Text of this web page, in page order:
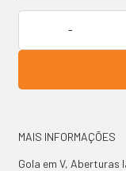
MAIS INFORMAÇÕES
Gola em V,